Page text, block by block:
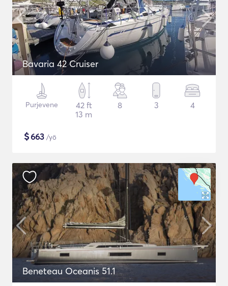
Bavaria 42 Cruiser
Purjevene
42 ft
13 m
8 3 4
$663 /yö
Beneteau Oceanis 51.1